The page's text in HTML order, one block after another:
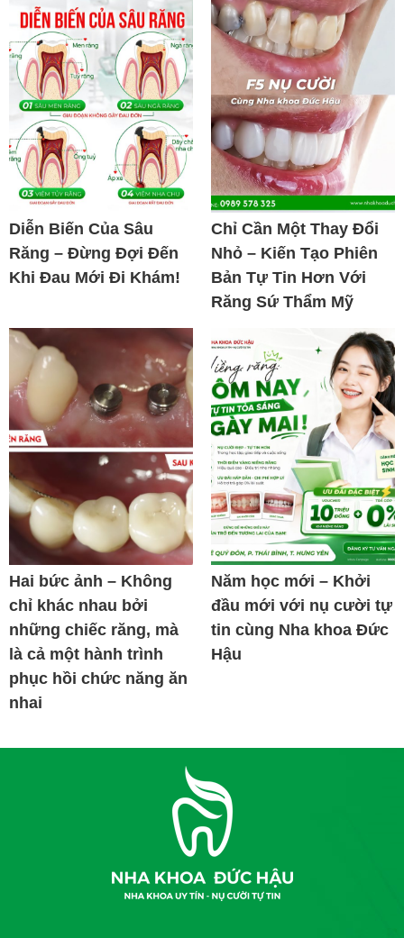
Diễn Biến Của Sâu
Răng – Đừng Đợi Đến
Khi Đau Mới Đi Khám!
Chỉ Cần Một Thay Đổi
Nhỏ – Kiến Tạo Phiên
Bản Tự Tin Hơn Với
Răng Sứ Thẩm Mỹ
Hai bức ảnh – Không
chỉ khác nhau bởi
những chiếc răng, mà
là cả một hành trình
phục hồi chức năng ăn
nhai
Năm học mới – Khởi
đầu mới với nụ cười tự
tin cùng Nha khoa Đức
Hậu